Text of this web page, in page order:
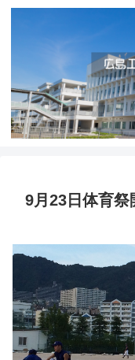
9月23日体育祭